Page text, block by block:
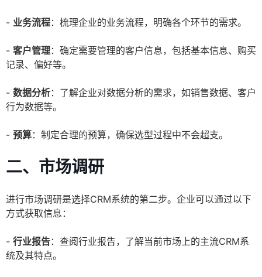
- 业务流程：梳理企业的业务流程，明确各个环节的需求。
- 客户管理：确定需要管理的客户信息，包括基本信息、购买
记录、偏好等。
- 数据分析：了解企业对数据分析的需求，如销售数据、客户
行为数据等。
- 预算：制定合理的预算，确保选型过程中不会超支。
二、市场调研
进行市场调研是选择CRM系统的第二步。企业可以通过以下
方式获取信息：
- 行业报告：查阅行业报告，了解当前市场上的主流CRM系
统及其特点。